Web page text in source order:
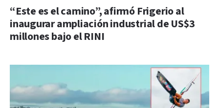
“Este es el camino”, afirmó Frigerio al
inaugurar ampliación industrial de US$3
millones bajo el RINI